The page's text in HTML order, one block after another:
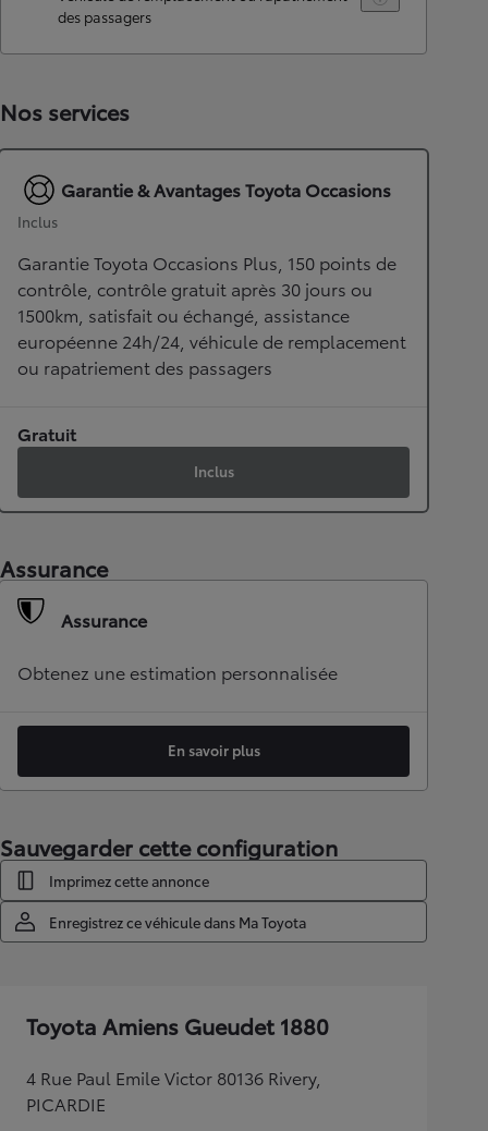
des passagers
Nos services
Garantie & Avantages Toyota Occasions
Inclus
Garantie Toyota Occasions Plus, 150 points de
contrôle, contrôle gratuit après 30 jours ou
1500km, satisfait ou échangé, assistance
européenne 24h/24, véhicule de remplacement
ou rapatriement des passagers
Gratuit
Inclus
Assurance
Assurance
Obtenez une estimation personnalisée
En savoir plus
Sauvegarder cette configuration
Imprimez cette annonce
Enregistrez ce véhicule dans Ma Toyota
Toyota Amiens Gueudet 1880
4 Rue Paul Emile Victor 80136 Rivery,
PICARDIE